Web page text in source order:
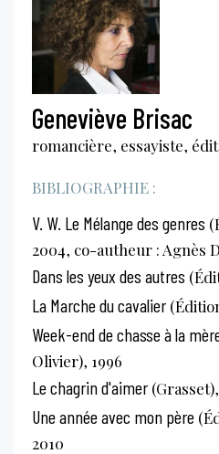
Geneviève Brisac
romancière, essayiste,
BIBLIOGRAPHIE :
V. W. Le Mélange des genres
2004, co-autheur : Agnès
Dans les yeux des autres
La Marche du cavalier
Week-end de chasse à la
Olivier), 1996
Le chagrin d'aimer
Une année avec mon père
2010